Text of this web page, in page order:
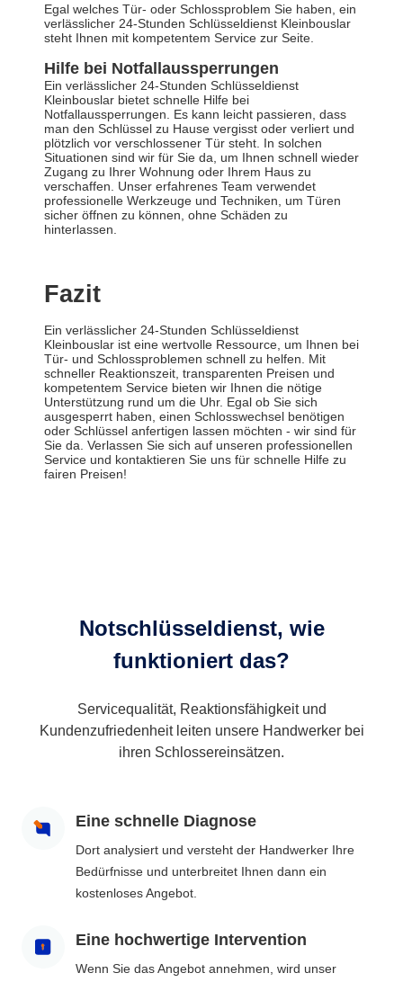
Egal welches Tür- oder Schlossproblem Sie haben, ein
verlässlicher 24-Stunden Schlüsseldienst Kleinbouslar
steht Ihnen mit kompetentem Service zur Seite.
Hilfe bei Notfallaussperrungen
Ein verlässlicher 24-Stunden Schlüsseldienst
Kleinbouslar bietet schnelle Hilfe bei
Notfallaussperrungen. Es kann leicht passieren, dass
man den Schlüssel zu Hause vergisst oder verliert und
plötzlich vor verschlossener Tür steht. In solchen
Situationen sind wir für Sie da, um Ihnen schnell wieder
Zugang zu Ihrer Wohnung oder Ihrem Haus zu
verschaffen. Unser erfahrenes Team verwendet
professionelle Werkzeuge und Techniken, um Türen
sicher öffnen zu können, ohne Schäden zu
hinterlassen.
Fazit
Ein verlässlicher 24-Stunden Schlüsseldienst
Kleinbouslar ist eine wertvolle Ressource, um Ihnen bei
Tür- und Schlossproblemen schnell zu helfen. Mit
schneller Reaktionszeit, transparenten Preisen und
kompetentem Service bieten wir Ihnen die nötige
Unterstützung rund um die Uhr. Egal ob Sie sich
ausgesperrt haben, einen Schlosswechsel benötigen
oder Schlüssel anfertigen lassen möchten - wir sind für
Sie da. Verlassen Sie sich auf unseren professionellen
Service und kontaktieren Sie uns für schnelle Hilfe zu
fairen Preisen!
Notschlüsseldienst, wie
funktioniert das?
Servicequalität, Reaktionsfähigkeit und
Kundenzufriedenheit leiten unsere Handwerker bei
ihren Schlossereinsätzen.
Eine schnelle Diagnose
Dort analysiert und versteht der Handwerker Ihre
Bedürfnisse und unterbreitet Ihnen dann ein
kostenloses Angebot.
Eine hochwertige Intervention
Wenn Sie das Angebot annehmen, wird unser